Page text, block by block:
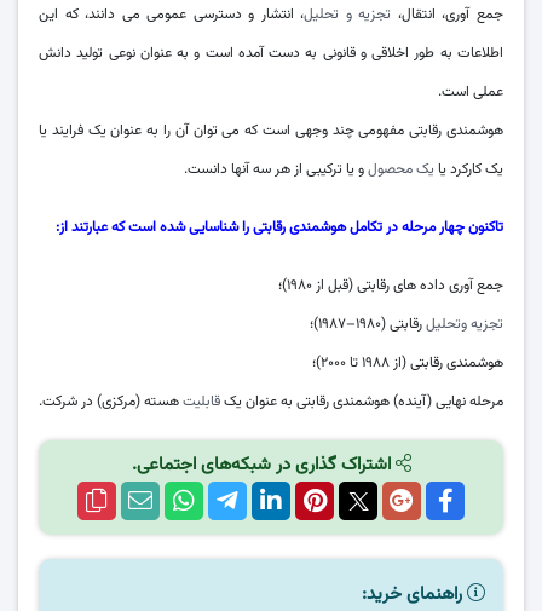
جمع آوری، انتقال، تجزیه و تحلیل، انتشار و دسترسی عمومی می دانند، که این
اطلاعات به طور اخلاقی و قانونی به دست آمده است و به عنوان نوعی تولید دانش
عملی است.
هوشمندی رقابتی مفهومی چند وجهی است که می توان آن را به عنوان یک فرایند یا
یک کارکرد یا یک محصولو یا ترکیبی از هر سه آنها دانست.
تاکنون چهار مرحله در تکامل هوشمندی رقابتی را شناسایی شده است که عبارتند از:
جمع آوری داده های رقابتی (قبل از ۱۹۸۰)؛
تجزیه وتحلیلرقابتی (۱۹۸۰–۱۹۸۷)؛
هوشمندی رقابتی (از ۱۹۸۸ تا ۲۰۰۰)؛
مرحله نهایی (آینده) هوشمندی رقابتی به عنوان یکقابلیتهسته (مرکزی) در شرکت.
اشتراک گذاری در شبکه‌های اجتماعی.
راهنمای خرید: